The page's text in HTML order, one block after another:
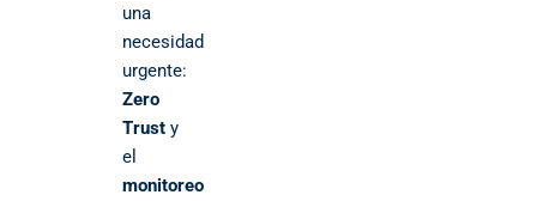
una
necesidad
urgente:
Zero
Trust y
el
monitoreo